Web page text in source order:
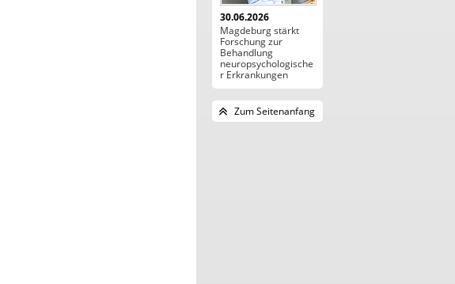
30.06.2026
Magdeburg stärkt
Forschung zur
Behandlung
neuropsychologische
r Erkrankungen
Zum Seitenanfang